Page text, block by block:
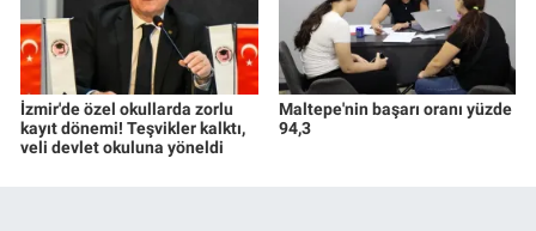
İzmir'de özel okullarda zorlu
kayıt dönemi! Teşvikler kalktı,
veli devlet okuluna yöneldi
Maltepe'nin başarı oranı yüzde
94,3